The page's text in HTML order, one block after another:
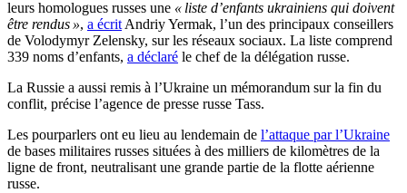
leurs homologues russes une « liste d’enfants ukrainiens qui doivent
être rendus », a écrit Andriy Yermak, l’un des principaux conseillers
de Volodymyr Zelensky, sur les réseaux sociaux. La liste comprend
339 noms d’enfants, a déclaré le chef de la délégation russe.
La Russie a aussi remis à l’Ukraine un mémorandum sur la fin du
conflit, précise l’agence de presse russe Tass.
Les pourparlers ont eu lieu au lendemain de l’attaque par l’Ukraine
de bases militaires russes situées à des milliers de kilomètres de la
ligne de front, neutralisant une grande partie de la flotte aérienne
russe.